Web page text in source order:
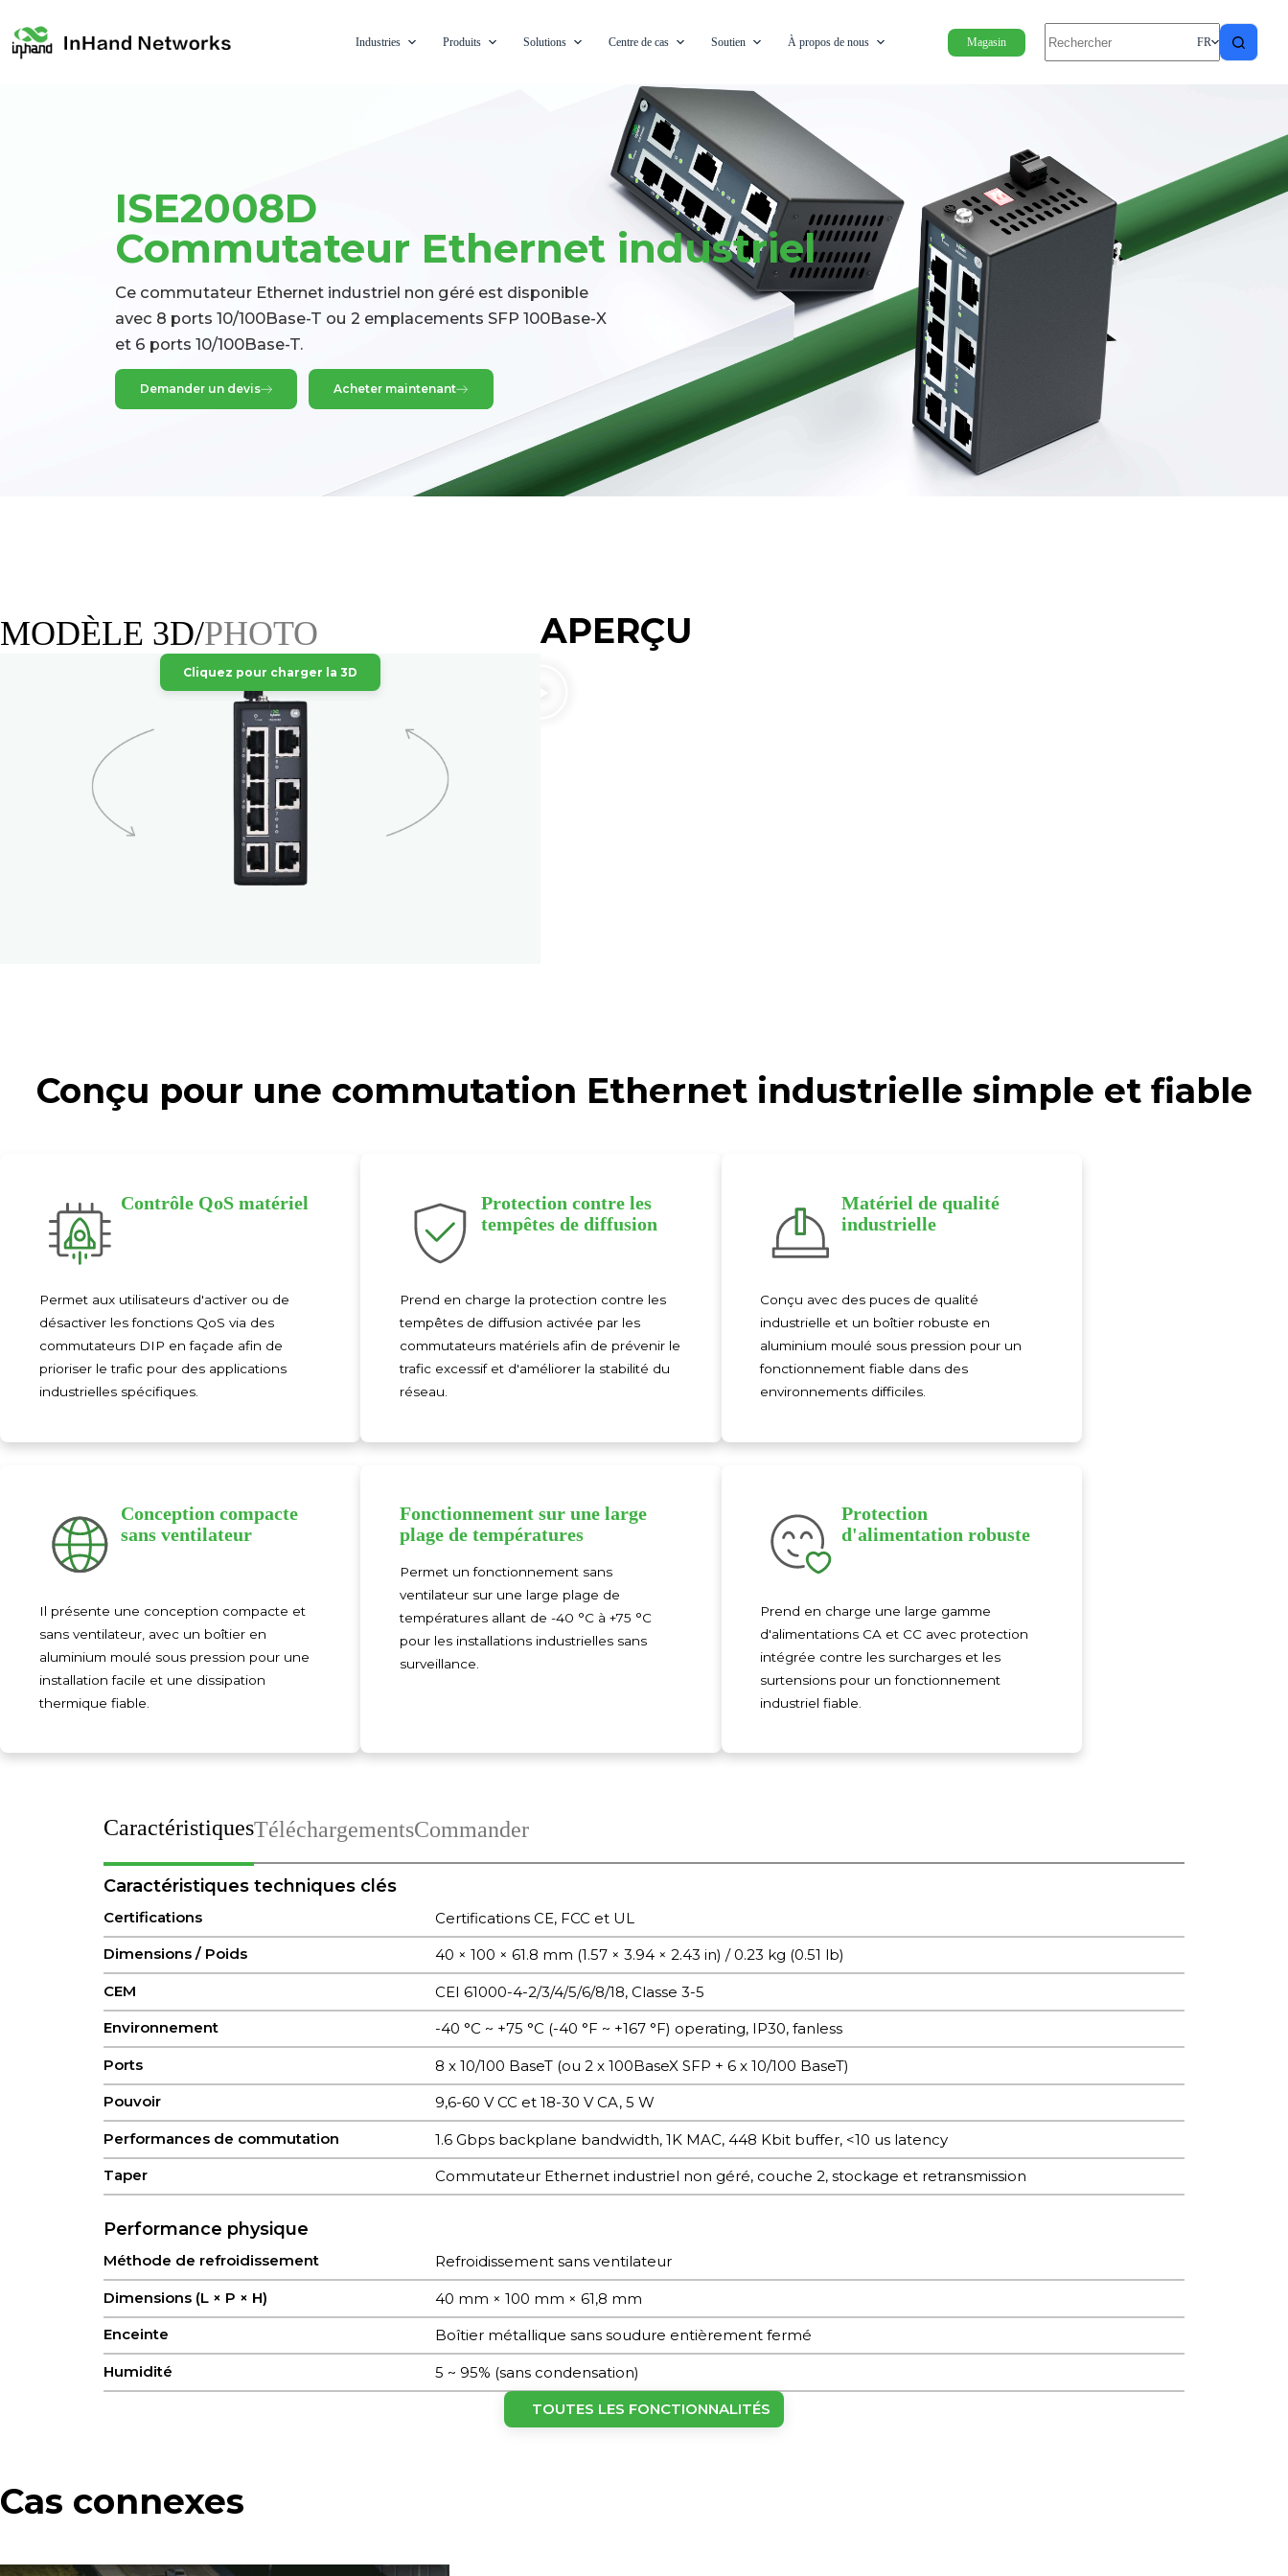
Industries Produits Solutions Centre de cas Soutien À propos de nous Magasin FR
ISE2008D
Commutateur Ethernet industriel
Ce commutateur Ethernet industriel non géré est disponible
avec 8 ports 10/100Base-T ou 2 emplacements SFP 100Base-X
et 6 ports 10/100Base-T.
Demander un devis Acheter maintenant
MODÈLE 3D/PHOTO
Cliquez pour charger la 3D
APERÇU
Conçu pour une commutation Ethernet industrielle simple et fiable
Contrôle QoS matériel
Permet aux utilisateurs d'activer ou de
désactiver les fonctions QoS via des
commutateurs DIP en façade afin de
prioriser le trafic pour des applications
industrielles spécifiques.
Protection contre les
tempêtes de diffusion
Prend en charge la protection contre les
tempêtes de diffusion activée par les
commutateurs matériels afin de prévenir le
trafic excessif et d'améliorer la stabilité du
réseau.
Matériel de qualité
industrielle
Conçu avec des puces de qualité
industrielle et un boîtier robuste en
aluminium moulé sous pression pour un
fonctionnement fiable dans des
environnements difficiles.
Conception compacte
sans ventilateur
Il présente une conception compacte et
sans ventilateur, avec un boîtier en
aluminium moulé sous pression pour une
installation facile et une dissipation
thermique fiable.
Fonctionnement sur une large
plage de températures
Permet un fonctionnement sans
ventilateur sur une large plage de
températures allant de -40 °C à +75 °C
pour les installations industrielles sans
surveillance.
Protection
d'alimentation robuste
Prend en charge une large gamme
d'alimentations CA et CC avec protection
intégrée contre les surcharges et les
surtensions pour un fonctionnement
industriel fiable.
CaractéristiquesTéléchargementsCommander
Caractéristiques techniques clés
Certifications
Certifications CE, FCC et UL
Dimensions / Poids
40 × 100 × 61.8 mm (1.57 × 3.94 × 2.43 in) / 0.23 kg (0.51 lb)
CEM
CEI 61000-4-2/3/4/5/6/8/18, Classe 3-5
Environnement
-40 °C ~ +75 °C (-40 °F ~ +167 °F) operating, IP30, fanless
Ports
8 x 10/100 BaseT (ou 2 x 100BaseX SFP + 6 x 10/100 BaseT)
Pouvoir
9,6-60 V CC et 18-30 V CA, 5 W
Performances de commutation
1.6 Gbps backplane bandwidth, 1K MAC, 448 Kbit buffer, <10 us latency
Taper
Commutateur Ethernet industriel non géré, couche 2, stockage et retransmission
Performance physique
Méthode de refroidissement
Refroidissement sans ventilateur
Dimensions (L × P × H)
40 mm × 100 mm × 61,8 mm
Enceinte
Boîtier métallique sans soudure entièrement fermé
Humidité
5 ~ 95% (sans condensation)
Température de stockage
TOUTES LES FONCTIONNALITÉS
Cas connexes